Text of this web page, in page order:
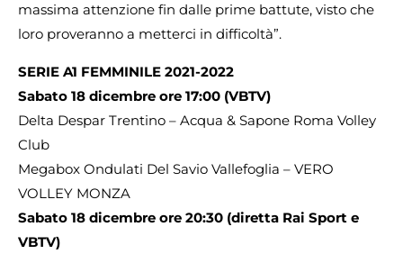
massima attenzione fin dalle prime battute, visto che
loro proveranno a metterci in difficoltà”.
SERIE A1 FEMMINILE 2021-2022
Sabato 18 dicembre ore 17:00 (VBTV)
Delta Despar Trentino – Acqua & Sapone Roma Volley
Club
Megabox Ondulati Del Savio Vallefoglia – VERO
VOLLEY MONZA
Sabato 18 dicembre ore 20:30 (diretta Rai Sport e
VBTV)